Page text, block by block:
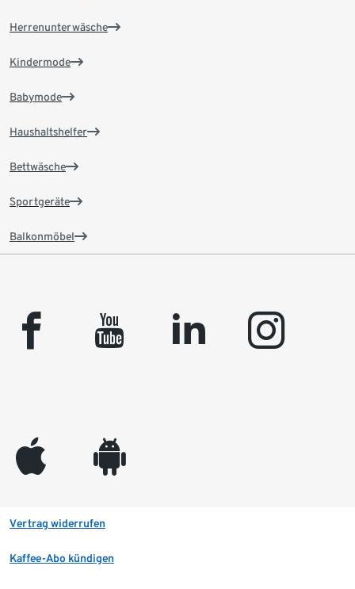
Herrenunterwäsche
Kindermode
Babymode
Haushaltshelfer
Bettwäsche
Sportgeräte
Balkonmöbel
facebook youtube linkedin instagram
appleinc android
Vertrag widerrufen
Kaffee-Abo kündigen